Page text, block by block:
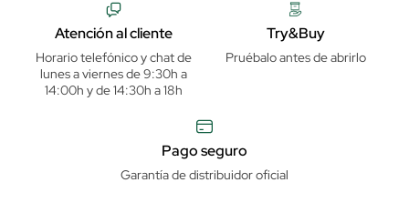
Atención al cliente
Horario telefónico y chat de
lunes a viernes de 9:30h a
14:00h y de 14:30h a 18h
Try&Buy
Pruébalo antes de abrirlo
Pago seguro
Garantía de distribuidor oficial